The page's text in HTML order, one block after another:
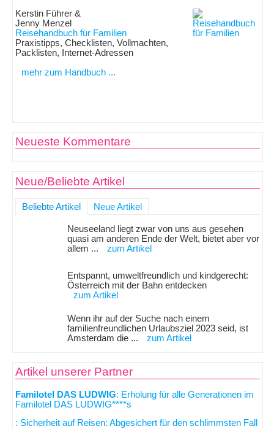
Kerstin Führer &
Jenny Menzel
Reisehandbuch für Familien
Praxistipps, Checklisten, Vollmachten,
Packlisten, Internet-Adressen
mehr zum Handbuch ...
Neueste Kommentare
Neue/Beliebte Artikel
Beliebte Artikel Neue Artikel
Neuseeland liegt zwar von uns aus gesehen
quasi am anderen Ende der Welt, bietet aber vor
allem ...
zum Artikel
Entspannt, umweltfreundlich und kindgerecht:
Österreich mit der Bahn entdecken
zum Artikel
Wenn ihr auf der Suche nach einem
familienfreundlichen Urlaubsziel 2023 seid, ist
Amsterdam die ...
zum Artikel
Artikel unserer Partner
Familotel DAS LUDWIG: Erholung für alle Generationen im
Familotel DAS LUDWIG****s
: Sicherheit auf Reisen: Abgesichert für den schlimmsten Fall